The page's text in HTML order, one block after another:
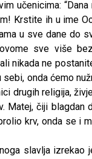
učenicima:
Krstite ih u ime
u sve dane do
sve više
nikada ne
onda ćemo
drugih religija,
Matej, čiji
krv, onda se i
slavlja